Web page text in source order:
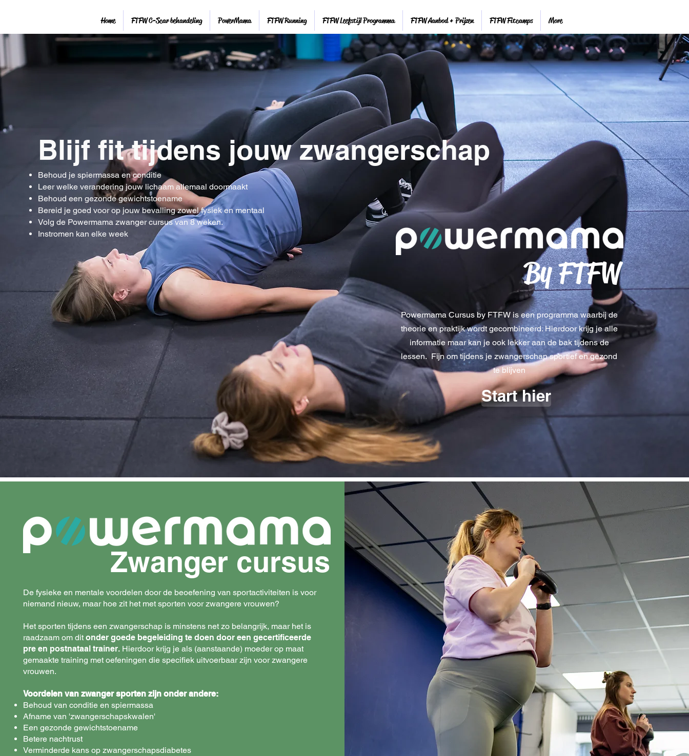
Home FTFW C-Scar behandeling PowerMama FTFW Running FTFW Leefstijl Programma FTFW Aanbod + Prijzen FTFW Fitcamps More
Blijf fit tijdens jouw zwangerschap
Behoud je spiermassa en conditie
Leer welke verandering jouw lichaam allemaal doormaakt
Behoud een gezonde gewichtstoename
Bereid je goed voor op jouw bevalling zowelfysiek en mentaal
Volg de Powermama zwanger cursus van 8 weken.
Instromen kan elke week
By FTFW
Powermama Cursus by FTFW is een programma waarbij de
theorie en praktijk wordt gecombineerd. Hierdoor krijg je alle
informatie maar kan je ook lekker aan de bak tijdens de
lessen. Fijn om tijdens je zwangerschap sportief en gezond
te blijven
Start hier
Zwanger cursus
De fysieke en mentale voordelen door de beoefening van sportactiviteiten is voor
niemand nieuw, maar hoe zit het met sporten voor zwangere vrouwen?
Het sporten tijdens een zwangerschap is minstens net zo belangrijk, maar het is
raadzaam om dit onder goede begeleiding te doen door een gecertificeerde
pre en postnataal trainer. Hierdoor krijg je als (aanstaande) moeder op maat
gemaakte training met oefeningen die specifiek uitvoerbaar zijn voor zwangere
vrouwen.
Voordelen van zwanger sporten zijn onder andere:
Behoud van conditie en spiermassa
Afname van 'zwangerschapskwalen'
Een gezonde gewichtstoename
Betere nachtrust
Verminderde kans op zwangerschapsdiabetes